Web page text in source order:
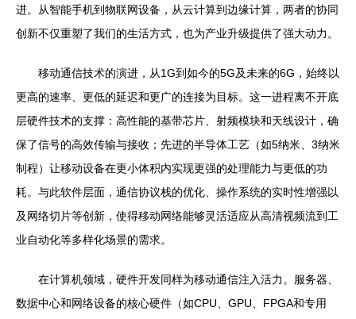
进。从智能手机到物联网设备，从云计算到边缘计算，两者的协同
创新不仅重塑了我们的生活方式，也为产业升级提供了强大动力。
移动通信技术的演进，从1G到如今的5G及未来的6G，始终以
更高的速率、更低的延迟和更广的连接为目标。这一进程离不开底
层硬件技术的支撑：高性能的基带芯片、射频模块和天线设计，确
保了信号的高效传输与接收；先进的半导体工艺（如5纳米、3纳米
制程）让移动设备在更小体积内实现更强的处理能力与更低的功
耗。与此软件层面，通信协议栈的优化、操作系统的实时性增强以
及网络切片等创新，使得移动网络能够灵活适应从高清视频流到工
业自动化等多样化场景的需求。
在计算机领域，硬件开发同样为移动通信注入活力。服务器、
数据中心和网络设备的核心硬件（如CPU、GPU、FPGA和专用